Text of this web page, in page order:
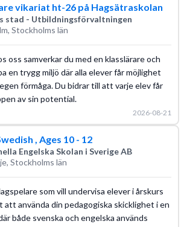
vikariat ht-26 på Hagsätraskolan
stad - Utbildningsförvaltningen
Stockholms län
oss samverkar du med en klasslärare och
en trygg miljö där alla elever får möjlighet
förmåga. Du bidrar till att varje elev får
av sin potential.
2026-08-21
, Ages 10 - 12
Engelska Skolan i Sverige AB
Stockholms län
som vill undervisa elever i årskurs
att använda din pedagogiska skicklighet i en
både svenska och engelska används